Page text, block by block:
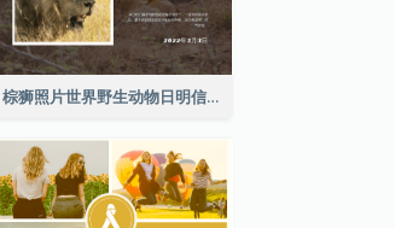
棕狮照片世界野生动物日明信片